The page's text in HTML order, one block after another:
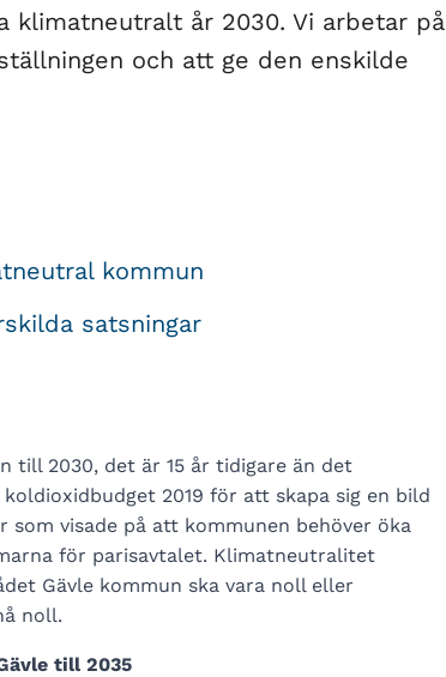
klimatneutralt år 2030. Vi arbetar på
och att ge den enskilde
kommun
satsningar
till 2030, det är 15 år tidigare än det
2019 för att skapa sig en bild
visade på att kommunen behöver öka
för parisavtalet. Klimatneutralitet
Gävle kommun ska vara noll eller
noll.
till 2035